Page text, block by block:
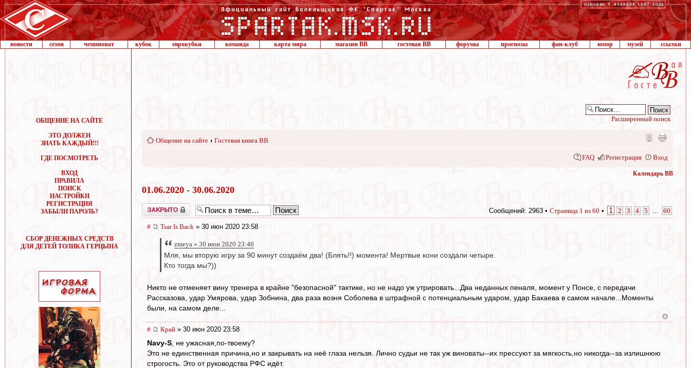
новости сезон чемпионат кубок еврокубки команда карта мира магазин ВВ гостевая ВВ форумы прогнозы фан-клуб юмор музей ссылки
ОБЩЕНИЕ НА САЙТЕ
ЭТО ДОЛЖЕН
ЗНАТЬ КАЖДЫЙ!!!
ГДЕ ПОСМОТРЕТЬ
ВХОД
ПРАВИЛА
ПОИСК
НАСТРОЙКИ
РЕГИСТРАЦИЯ
ЗАБЫЛИ ПАРОЛЬ?
СБОР ДЕНЕЖНЫХ СРЕДСТВ
ДЛЯ ДЕТЕЙ ТОЛИКА ГЕРЦЫНА
Расширенный поиск
Общение на сайте ‹ Гостевая книга ВВ
FAQ Регистрация Вход
Календарь ВВ
01.06.2020 - 30.06.2020
Закрыто Сообщений: 2963 • Страница 1 из 60 • 1 2 3 4 5 60
# Tsar Is Back » 30 июн 2020 23:58
zmeya » 30 июн 2020 23:46
Мля, мы вторую игру за 90 минут создаём два! (Блять!!) момента! Мертвые кони создали четыре.
Кто тогда мы?))
Никто не отменяет вину тренера в крайне "безопасной" тактике, но не надо уж утрировать...Два неданных пеналя, момент у Понсе, с передачи
Рассказова, удар Умярова, удар Зобнина, два раза возня Соболева в штрафной с потенциальным ударом, удар Бакаева в самом начале...Моменты
были, на самом деле...
# Край » 30 июн 2020 23:58
Navy-S , не ужасная,по-твоему?
Это не единственная причина,но и закрывать на неё глаза нельзя. Лично судьи не так уж виноваты--их прессуют за мягкость,но никогда--за излишнюю
строгость. Это от руководства РФС идёт.